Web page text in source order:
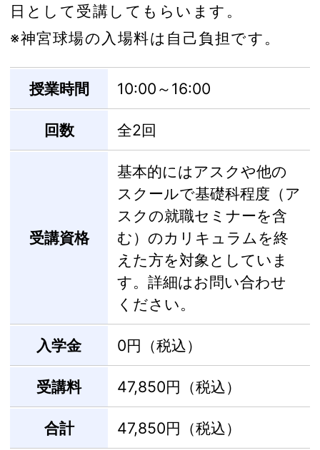
日として受講してもらいます。
※神宮球場の入場料は自己負担です。
授業時間 10:00～16:00
回数 全2回
受講資格
基本的にはアスクや他の
スクールで基礎科程度（ア
スクの就職セミナーを含
む）のカリキュラムを終
えた方を対象としていま
す。詳細はお問い合わせ
ください。
入学金 0円（税込）
受講料 47,850円（税込）
合計 47,850円（税込）